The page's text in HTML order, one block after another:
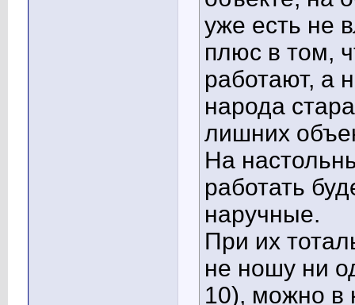
уже есть не
плюс в том,
работают, а
народа
лишних
На
работать
наручные.
При их
не ношу ни
10), можно в